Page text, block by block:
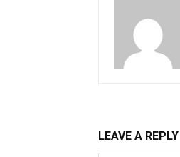
LEAVE A REPLY